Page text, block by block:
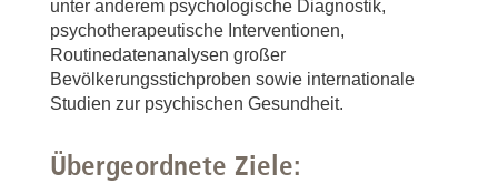
unter anderem psychologische Diagnostik,
psychotherapeutische Interventionen,
Routinedatenanalysen großer
Bevölkerungsstichproben sowie internationale
Studien zur psychischen Gesundheit.
Übergeordnete Ziele: